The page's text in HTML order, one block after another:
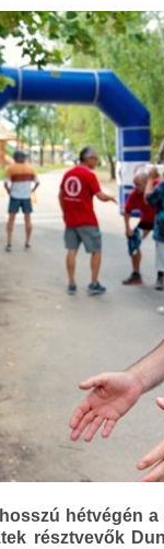
hétvégén
résztvevők